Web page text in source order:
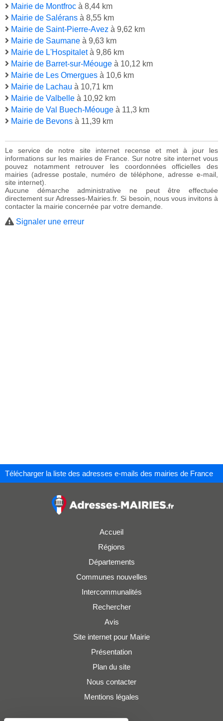
Mairie de Montfroc à 8,44 km
Mairie de Salérans à 8,55 km
Mairie de Saint-Pierre-Avez à 9,62 km
Mairie de Saumane à 9,63 km
Mairie de L'Hospitaletà 9,86 km
Mairie de Barret-sur-Méouge à 10,12 km
Mairie de Les Omergues à 10,6 km
Mairie de Lachau à 10,71 km
Mairie de Valbelle à 10,92 km
Mairie de Val Buech-Méouge à 11,3 km
Mairie de Bevons à 11,39 km
Le service de notre site internet recense et met à jour les
informations sur les mairies de France. Sur notre site internet vous
pouvez notamment retrouver les coordonnées officielles des
mairies (adresse postale, numéro de téléphone, adresse e-mail,
site internet).
Aucune démarche administrative ne peut être effectuée
directement sur Adresses-Mairies.fr. Si besoin, nous vous invitons à
contacter la mairie concernée par votre demande.
Signaler une erreur
Télécharger la liste des adresses e-mails des mairies de France
Accueil
Régions
Départements
Communes nouvelles
Intercommunalités
Rechercher
Avis
Site internet pour Mairie
Présentation
Plan du site
Nous contacter
Mentions légales